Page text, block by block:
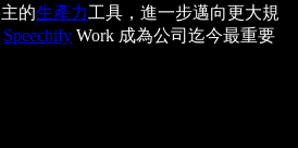
的生產力工具，進一步邁向更大規
Speechify Work 成為公司迄今最重要